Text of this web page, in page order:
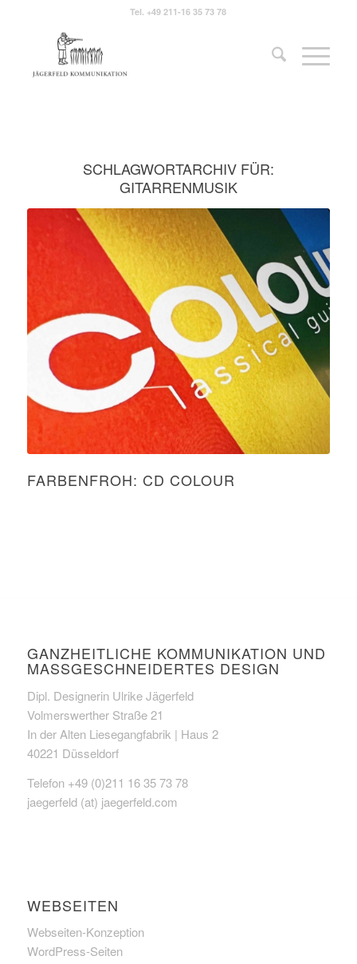
Tel. +49 211-16 35 73 78
SCHLAGWORTARCHIV FÜR:
GITARRENMUSIK
FARBENFROH: CD COLOUR
GANZHEITLICHE KOMMUNIKATION UND
MASSGESCHNEIDERTES DESIGN
Dipl. Designerin Ulrike Jägerfeld
Volmerswerther Straße 21
In der Alten Liesegangfabrik | Haus 2
40221 Düsseldorf
Telefon +49 (0)211 16 35 73 78
jaegerfeld (at) jaegerfeld.com
WEBSEITEN
Webseiten-Konzeption
WordPress-Seiten